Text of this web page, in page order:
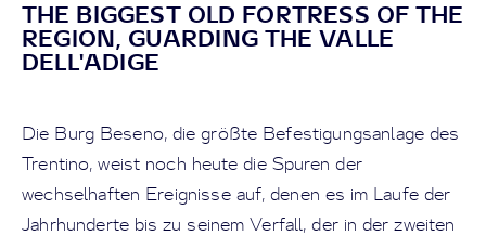
THE BIGGEST OLD FORTRESS OF THE
REGION, GUARDING THE VALLE
DELL'ADIGE
Die Burg Beseno, die größte Befestigungsanlage des
Trentino, weist noch heute die Spuren der
wechselhaften Ereignisse auf, denen es im Laufe der
Jahrhunderte bis zu seinem Verfall, der in der zweiten